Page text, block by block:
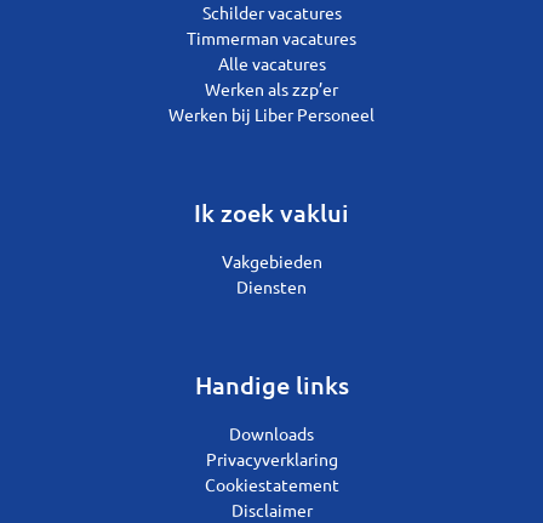
Schilder vacatures
Timmerman vacatures
Alle vacatures
Werken als zzp’er
Werken bij Liber Personeel
Ik zoek vaklui
Vakgebieden
Diensten
Handige links
Downloads
Privacyverklaring
Cookiestatement
Disclaimer